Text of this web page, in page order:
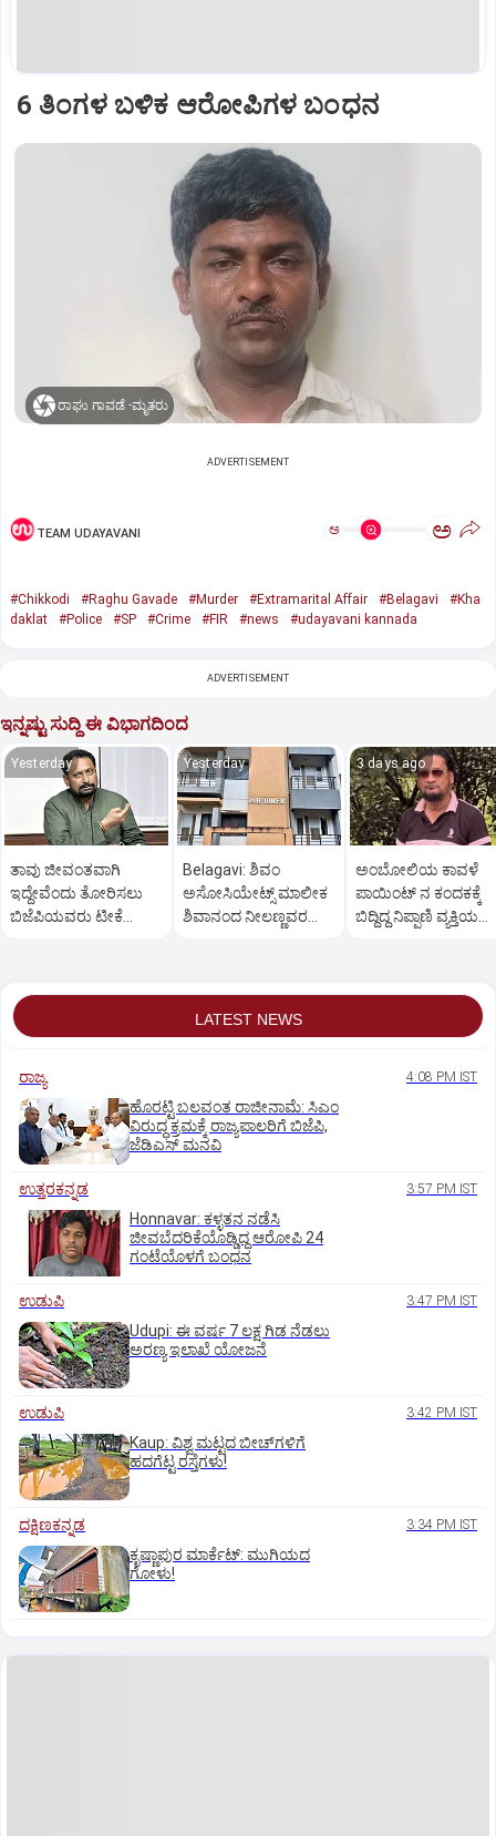
6 ತಿಂಗಳ ಬಳಿಕ ಆರೋಪಿಗಳ ಬಂಧನ
ರಾಘು ಗಾವಡೆ -ಮೃತರು
ADVERTISEMENT
TEAM UDAYAVANI ಅ ಅ
#Chikkodi #Raghu Gavade #Murder #Extramarital Affair #Belagavi
#Kha
daklat
#Police #SP #Crime #FIR #news #udayavani kannada
ADVERTISEMENT
ಇನ್ನಷ್ಟು ಸುದ್ದಿ ಈ ವಿಭಾಗದಿಂದ
Yesterday
ತಾವು ಜೀವಂತವಾಗಿ
ಇದ್ದೇವೆಂದು ತೋರಿಸಲು
ಬಿಜೆಪಿಯವರು ಟೀಕೆ
Yesterday
Belagavi: ಶಿವಂ
ಅಸೋಸಿಯೇಟ್ಸ್ ಮಾಲೀಕ
ಶಿವಾನಂದ ನೀಲಣ್ಣವರ
3 days ago
ಅಂಬೋಲಿಯ ಕಾವಳೆ‌
ಪಾಯಿಂಟ್ ನ ಕಂದಕಕ್ಕೆ
ಬಿದ್ದಿದ್ದ ನಿಪ್ಪಾಣಿ ವ್ಯಕ್ತಿಯ
LATEST NEWS
ರಾಜ್ಯ 4:08 PM IST
ಹೊರಟ್ಟಿ ಬಲವಂತ ರಾಜೀನಾಮೆ: ಸಿಎಂ
ವಿರುದ್ಧ ಕ್ರಮಕ್ಕೆ ರಾಜ್ಯಪಾಲರಿಗೆ ಬಿಜೆಪಿ,
ಜೆಡಿಎಸ್ ಮನವಿ
ಉತ್ತರಕನ್ನಡ 3:57 PM IST
Honnavar: ಕಳ್ಳತನ ನಡೆಸಿ
ಜೀವಬೆದರಿಕೆಯೊಡ್ಡಿದ್ದ ಆರೋಪಿ 24
ಗಂಟೆಯೊಳಗೆ ಬಂಧನ
ಉಡುಪಿ 3:47 PM IST
Udupi: ಈ ವರ್ಷ 7 ಲಕ್ಷ ಗಿಡ ನೆಡಲು
ಅರಣ್ಯ ಇಲಾಖೆ ಯೋಜನೆ
ಉಡುಪಿ 3:42 PM IST
Kaup: ವಿಶ್ವ ಮಟ್ಟದ ಬೀಚ್‌ಗಳಿಗೆ
ಹದಗೆಟ್ಟ ರಸ್ತೆಗಳು!
ದಕ್ಷಿಣಕನ್ನಡ 3:34 PM IST
ಕೃಷ್ಣಾಪುರ ಮಾರ್ಕೆಟ್‌: ಮುಗಿಯದ
ಗೋಳು!